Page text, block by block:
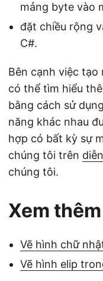
mảng byte vào
đặt chiều rộng
C#.
Bên cạnh việc
có thể tìm hiểu
bằng cách sử dụng
năng khác nhau
hợp có bất kỳ sự
chúng tôi trên
chúng tôi.
Xem thêm
Vẽ hình chữ
Vẽ hình elip